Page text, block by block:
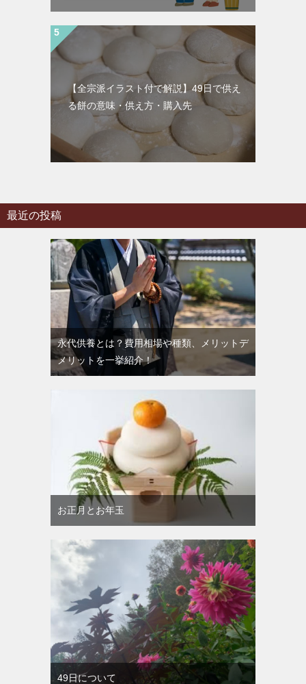
【全宗派イラスト付で解説】49日で供え
る餅の意味・供え方・購入先
最近の投稿
永代供養とは？費用相場や種類、メリットデ
メリットを一挙紹介！
お正月とお年玉
49日について